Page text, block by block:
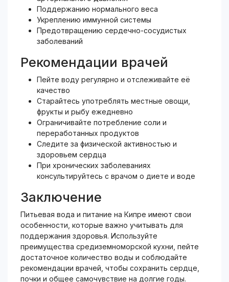
Поддержанию нормального веса
Укреплению иммунной системы
Предотвращению сердечно-сосудистых
заболеваний
Рекомендации врачей
Пейте воду регулярно и отслеживайте её
качество
Старайтесь употреблять местные овощи,
фрукты и рыбу ежедневно
Ограничивайте потребление соли и
переработанных продуктов
Следите за физической активностью и
здоровьем сердца
При хронических заболеваниях
консультируйтесь с врачом о диете и воде
Заключение
Питьевая вода и питание на Кипре имеют свои
особенности, которые важно учитывать для
поддержания здоровья. Используйте
преимущества средиземноморской кухни, пейте
достаточное количество воды и соблюдайте
рекомендации врачей, чтобы сохранить сердце,
почки и общее самочувствие на долгие годы.